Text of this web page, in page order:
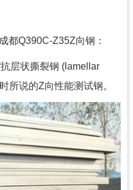
都Q390C-Z35Z向钢：
层状撕裂钢 (lamellar
所说的Z向性能测试钢。